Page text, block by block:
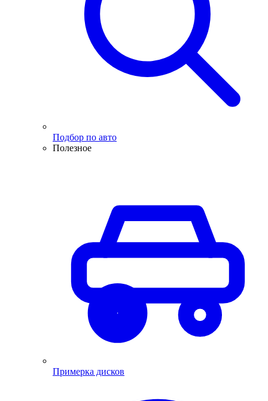
Подбор по авто
Полезное
Примерка дисков